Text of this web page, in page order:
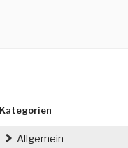
Kategorien
Allgemein